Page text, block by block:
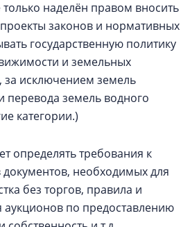
наделён правом вносить
законов и нормативных
государственную политику
и земельных
исключением земель
перевода земель водного
категории.)
определять требования к
документов, необходимых для
без торгов, правила и
по предоставлению